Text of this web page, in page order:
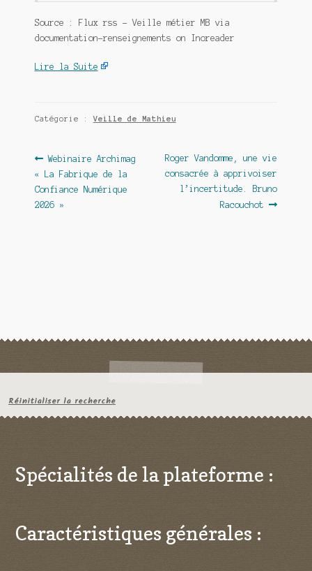
Source : Flux rss – Veille métier MB via
documentation-renseignements on Inoreader
Lire la Suite
Catégorie :Veille de Mathieu
Navigation
de
l’article
Article
précédent :
Webinaire Archimag
« La Fabrique de la
Confiance Numérique
2026 »
Article
suivant :
Roger Vandomme, une vie
consacrée à apprivoiser
l’incertitude. Bruno
Racouchot
Réinitialiser la recherche
Spécialités de la plateforme :
Caractéristiques générales :